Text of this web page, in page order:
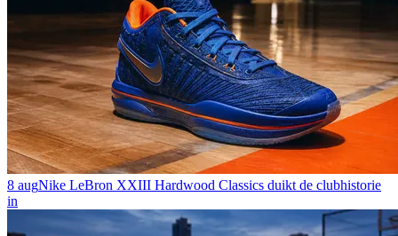
8 augNike LeBron XXIII Hardwood Classics duikt de clubhistorie
in